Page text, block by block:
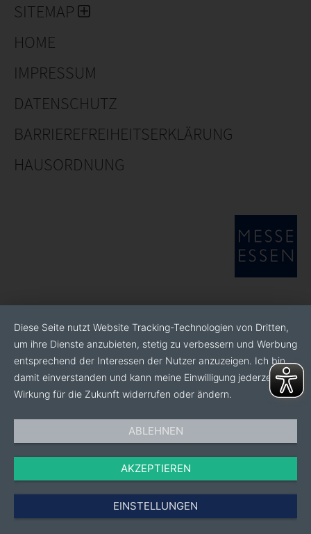
SITEMAP
HOME
IMPRESSUM
DATENSCHUTZ
BARRIEREFREIHEITSERKLÄRUNG
HAUSORDNUNG
Diese Seite nutzt Website Tracking-Technologien von Dritten,
um ihre Dienste anzubieten, stetig zu verbessern und Werbung
entsprechend der Interessen der Nutzer anzuzeigen. Ich bin
damit einverstanden und kann meine Einwilligung jederzeit mit
Wirkung für die Zukunft widerrufen oder ändern.
ABLEHNEN
AKZEPTIEREN
EINSTELLUNGEN